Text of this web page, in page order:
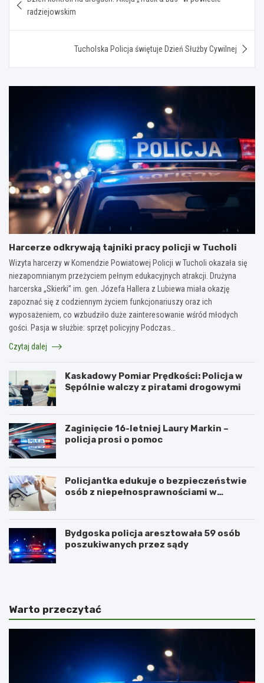
wpisu
radziejowskim
Tucholska Policja świętuje Dzień Służby Cywilnej
Harcerze odkrywają tajniki pracy policji w Tucholi
Wizyta harcerzy w Komendzie Powiatowej Policji w Tucholi okazała się
niezapomnianym przeżyciem pełnym edukacyjnych atrakcji. Drużyna
harcerska „Skierki” im. gen. Józefa Hallera z Lubiewa miała okazję
zapoznać się z codziennym życiem funkcjonariuszy oraz ich
wyposażeniem, co wzbudziło duże zainteresowanie wśród młodych
gości. Pasja w służbie: sprzęt policyjny Podczas…
Czytaj dalej
Kaskadowy Pomiar Prędkości: Policja w
Sępólnie walczy z piratami drogowymi
Zaginięcie 16-letniej Laury Markin –
policja prosi o pomoc
Policjantka edukuje o bezpieczeństwie
osób z niepełnosprawnościami w
Bydgoska policja aresztowała 59 osób
poszukiwanych przez sądy
Warto przeczytać